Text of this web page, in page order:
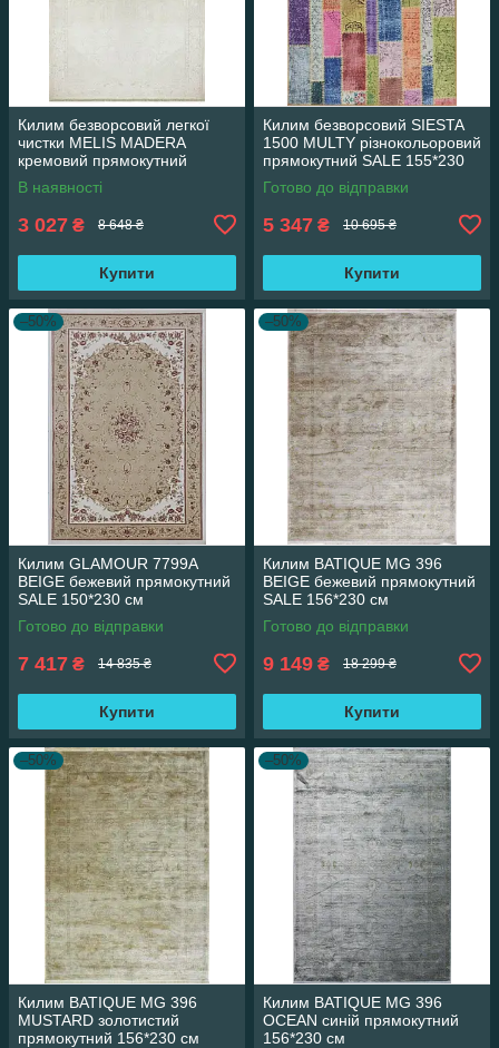
Килим безворсовий легкої
чистки MELIS MADERA
кремовий прямокутний
160*230 см
В наявності
3 027 ₴ 8 648 ₴
Купити
Килим безворсовий SIESTA
1500 MULTY різнокольоровий
прямокутний SALE 155*230
см
Готово до відправки
5 347 ₴ 10 695 ₴
Купити
–50%
Килим GLAMOUR 7799A
BEIGE бежевий прямокутний
SALE 150*230 см
Готово до відправки
7 417 ₴ 14 835 ₴
Купити
–50%
Килим BATIQUE MG 396
BEIGE бежевий прямокутний
SALE 156*230 см
Готово до відправки
9 149 ₴ 18 299 ₴
Купити
–50%
Килим BATIQUE MG 396
MUSTARD золотистий
прямокутний 156*230 см
–50%
Килим BATIQUE MG 396
OCEAN синій прямокутний
156*230 см